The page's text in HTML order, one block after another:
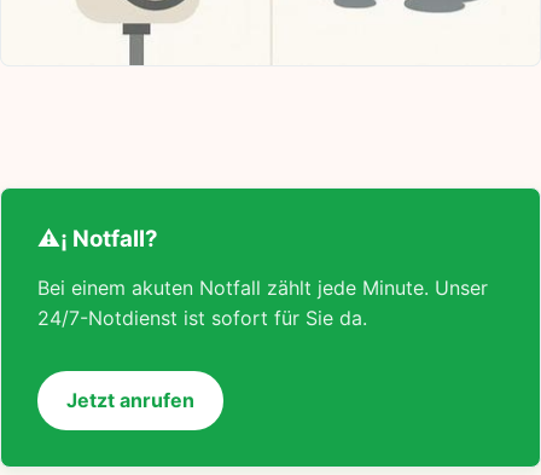
⚠¡ Notfall?
Bei einem akuten Notfall zählt jede Minute. Unser
24/7-Notdienst ist sofort für Sie da.
Jetzt anrufen